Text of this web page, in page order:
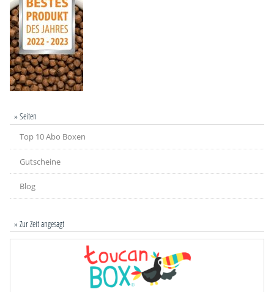
» Seiten
Top 10 Abo Boxen
Gutscheine
Blog
» Zur Zeit angesagt